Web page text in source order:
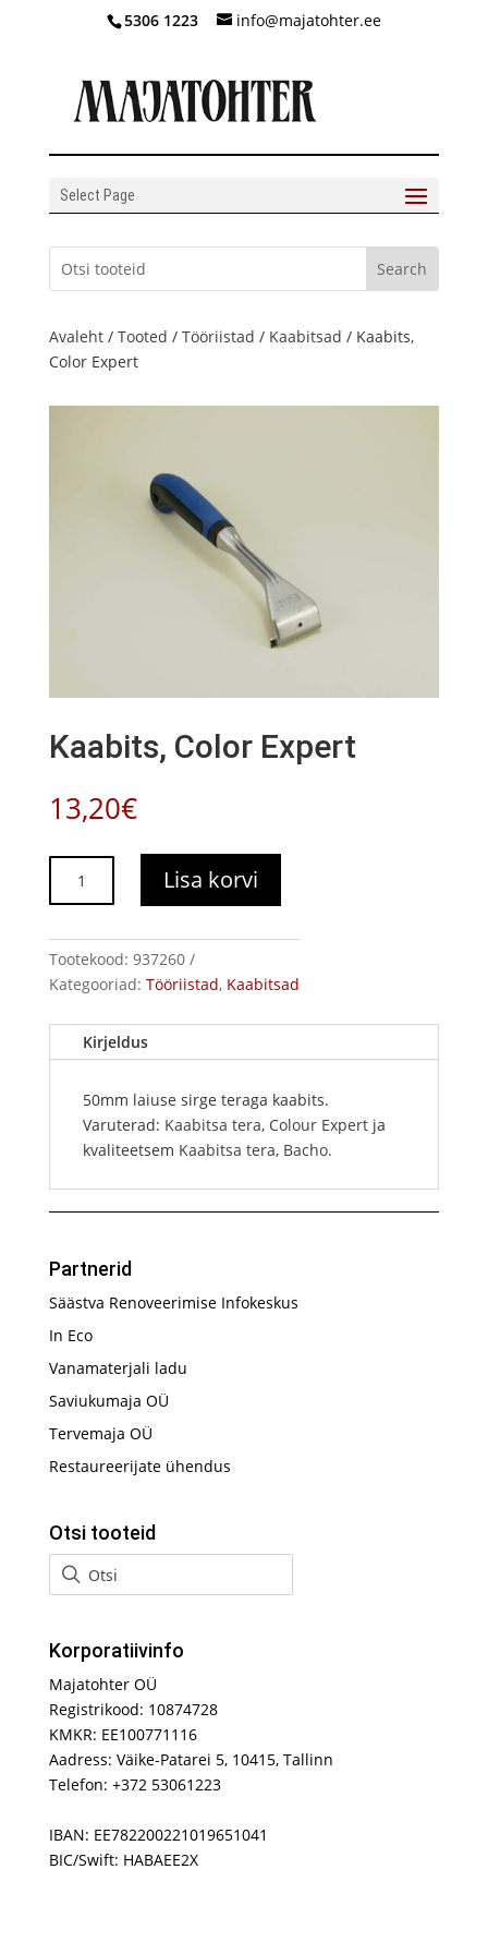
5306 1223 info@majatohter.ee
Select Page
Avaleht/ Tooted / Tööriistad / Kaabitsad / Kaabits,
Color Expert
Kaabits, Color Expert
13,20€
Color
kogus
Lisa korvi
Tootekood: 937260
Kategooriad: Tööriistad, Kaabitsad
Kirjeldus
50mm laiuse sirge teraga kaabits.
Varuterad: Kaabitsa tera, Colour Expertja
kvaliteetsem Kaabitsa tera, Bacho.
Partnerid
Säästva Renoveerimise Infokeskus
In Eco
Vanamaterjali ladu
Saviukumaja OÜ
Tervemaja OÜ
Restaureerijate ühendus
Otsi tooteid
Korporatiivinfo
Majatohter OÜ
Registrikood: 10874728
KMKR: EE100771116
Aadress: Väike-Patarei 5, 10415, Tallinn
Telefon: +372 53061223
IBAN: EE782200221019651041
BIC/Swift: HABAEE2X